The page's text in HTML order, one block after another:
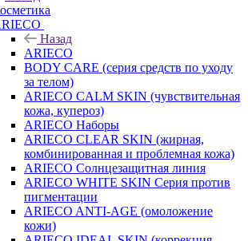
Назад
ARIECO
BODY CARE (серия средств по уходу
за телом)
ARIECO CALM SKIN (чувствительная
кожа, купероз)
ARIECO Наборы
ARIECO CLEAR SKIN (жирная,
комбинированная и проблемная кожа)
ARIECO Солнцезащитная линия
ARIECO WHITE SKIN Серия против
пигментации
ARIECO ANTI-AGE (омоложение
кожи)